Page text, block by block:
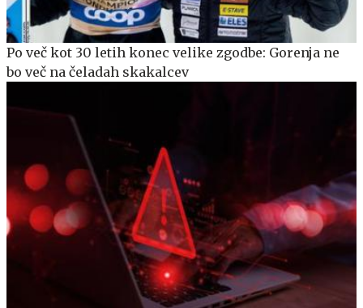
Po več kot 30 letih konec velike zgodbe: Gorenja ne
bo več na čeladah skakalcev